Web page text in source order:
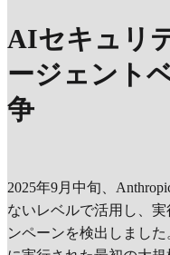
AIセキュリ
ージェント
争
2025年9月中旬、
ないレベルで活用し、
ンペーンを検出しまし